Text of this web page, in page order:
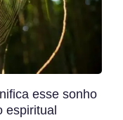
esse sonho
espiritual